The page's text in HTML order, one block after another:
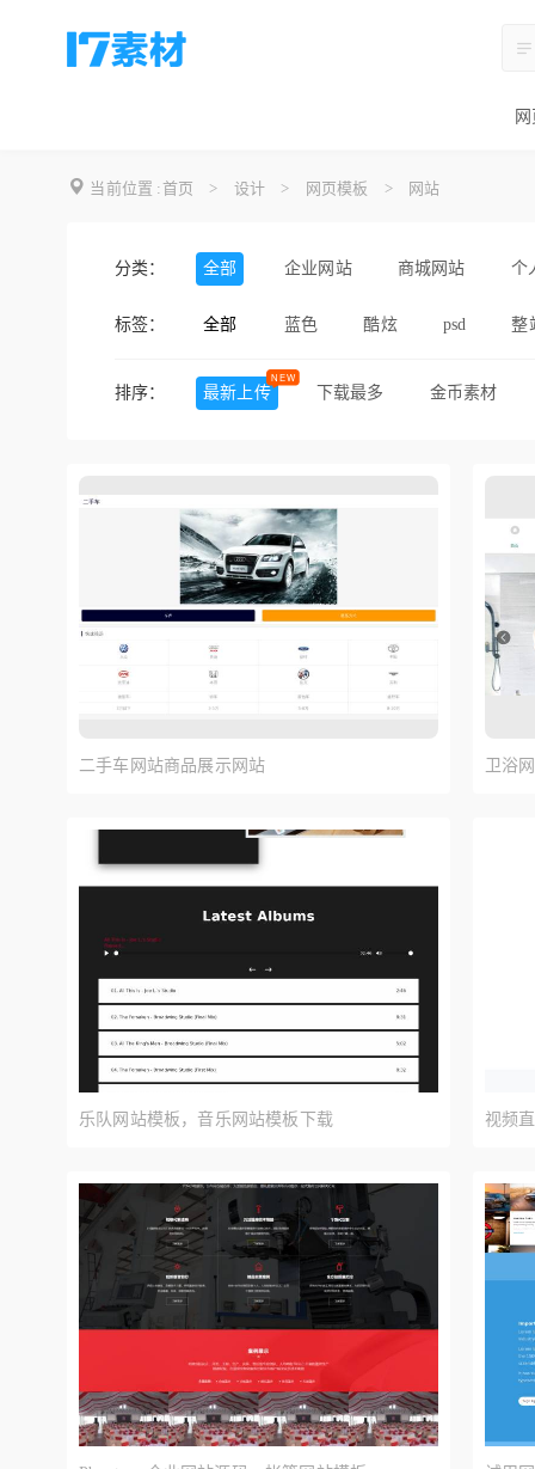
当前位置 :首页 > 设计 > 网页模板 > 网站
分类： 全部 企业网站 商城网站 个
标签： 全部 蓝色 酷炫 psd 整
黑色
排序： 最新上传 下载最多 金币素材
二手车网站商品展示网站 卫浴
乐队网站模板，音乐网站模板下载 视频